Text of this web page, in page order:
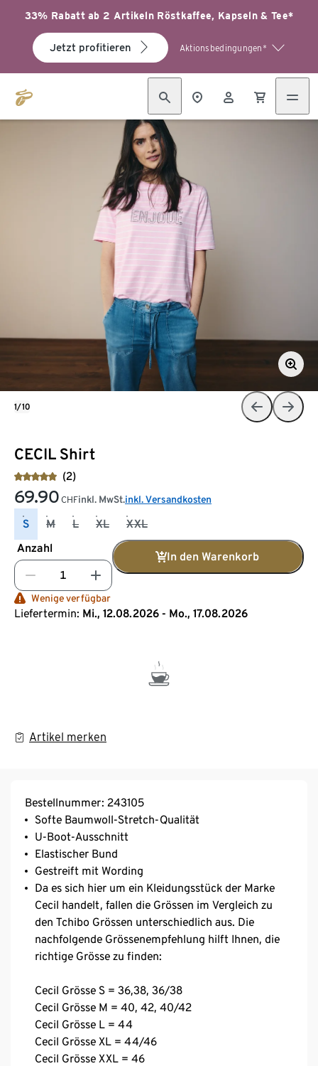
33% Rabatt ab 2 Artikeln Röstkaffee, Kapseln & Tee*
Jetzt profitieren Aktionsbedingungen*
CECIL Shirt
(2)
69.90 CHFinkl. MwSt.inkl. Versandkosten
S M L XL
XXL
Anzahl
In den Warenkorb
Wenige verfügbar
Liefertermin: Mi., 12.08.2026 - Mo., 17.08.2026
Artikel merken
1/10
Bestellnummer: 243105
Softe Baumwoll-Stretch-Qualität
U-Boot-Ausschnitt
Elastischer Bund
Gestreift mit Wording
Da es sich hier um ein Kleidungsstück der Marke
Cecil handelt, fallen die Grössen im Vergleich zu
den Tchibo Grössen unterschiedlich aus. Die
nachfolgende Grössenempfehlung hilft Ihnen, die
richtige Grösse zu finden:
Cecil Grösse S = 36,38, 36/38
Cecil Grösse M = 40, 42, 40/42
Cecil Grösse L = 44
Cecil Grösse XL = 44/46
Cecil Grösse XXL = 46